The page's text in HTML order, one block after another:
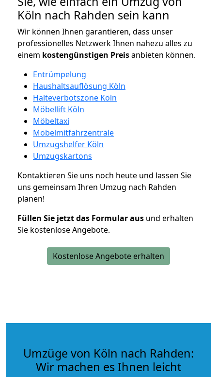
Köln nach Rahden sein kann
Wir können Ihnen garantieren, dass unser
professionelles Netzwerk Ihnen nahezu alles zu
einem kostengünstigen Preisanbieten können.
Entrümpelung
Haushaltsauflösung Köln
Halteverbotszone Köln
Möbellift Köln
Möbeltaxi
Möbelmitfahrzentrale
Umzugshelfer Köln
Umzugskartons
Kontaktieren Sie uns noch heute und lassen Sie
uns gemeinsam Ihren Umzug nach Rahden
planen!
Füllen Sie jetzt das Formular aus und erhalten
Sie kostenlose Angebote.
Kostenlose Angebote erhalten
Umzüge von Köln nach Rahden:
Wir machen es Ihnen leicht